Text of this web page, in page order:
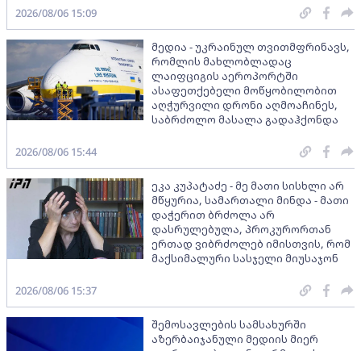
2026/08/06 15:09
მედია - უკრაინულ თვითმფრინავს,
რომლის მახლობლადაც
ლაიფციგის აეროპორტში
ასაფეთქებელი მოწყობილობით
აღჭურვილი დრონი აღმოაჩინეს,
საბრძოლო მასალა გადაჰქონდა
2026/08/06 15:44
ეკა კუპატაძე - მე მათი სისხლი არ
მწყურია, სამართალი მინდა - მათი
დაჭერით ბრძოლა არ
დასრულებულა, პროკურორთან
ერთად ვიბრძოლებ იმისთვის, რომ
მაქსიმალური სასჯელი მიუსაჯონ
2026/08/06 15:37
შემოსავლების სამსახურში
აზერბაიჯანული მედიის მიერ